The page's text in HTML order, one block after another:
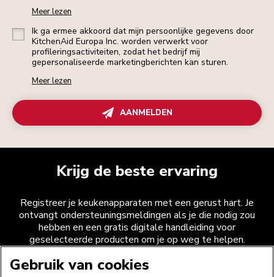
Meer lezen
Ik ga ermee akkoord dat mijn persoonlijke gegevens door
KitchenAid Europa Inc. worden verwerkt voor
profileringsactiviteiten, zodat het bedrijf mij
gepersonaliseerde marketingberichten kan sturen.
Meer lezen
AANMELDEN
Krijg de beste ervaring
Registreer je keukenapparaten met een gerust hart. Je
ontvangt ondersteuningsmeldingen als je die nodig zou
hebben en een gratis digitale handleiding voor
geselecteerde producten om je op weg te helpen.
Gebruik van cookies